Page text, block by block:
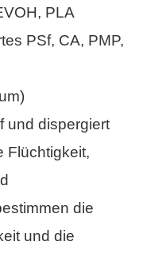
PLA
PSf, CA, PMP,
und dispergiert
Flüchtigkeit,
die
und die